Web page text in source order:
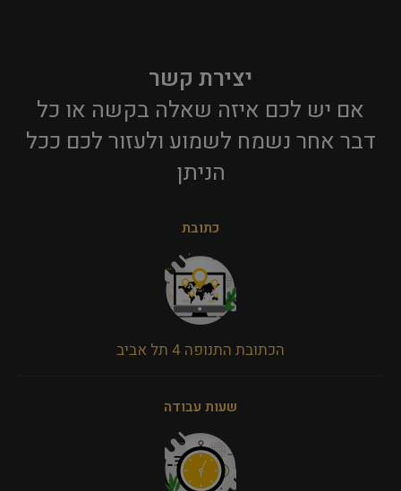
יצירת קשר
אם יש לכם איזה שאלה בקשה או כל
דבר אחר נשמח לשמוע ולעזור לכם ככל
הניתן​
כתובת
הכתובת התנופה 4 תל אביב
שעות עבודה